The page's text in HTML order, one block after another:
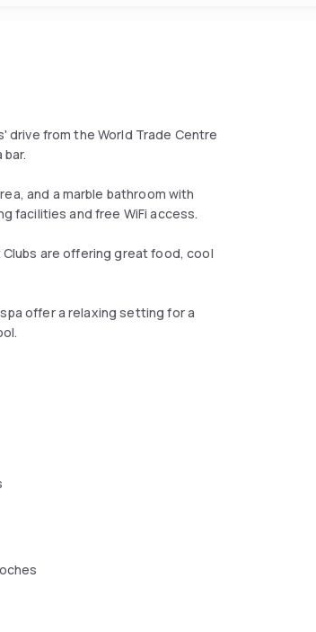
drive from the World Trade Centre
and a marble bathroom with
facilities and free WiFi access.
are offering great food, cool
offer a relaxing setting for a